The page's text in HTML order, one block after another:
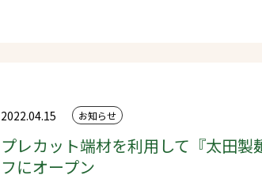
感謝
2022.04.15 お知らせ
プレカット端材を利用して『太田製
フにオープン